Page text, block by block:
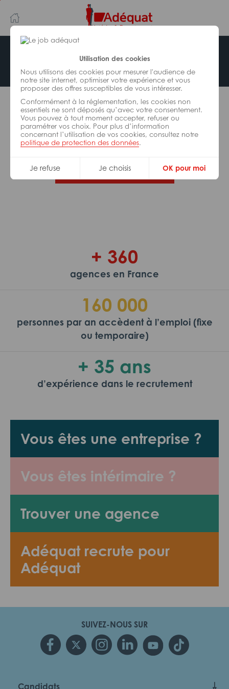
Utilisation des cookies
Nous utilisons des cookies pour mesurer l'audience de
notre site internet, optimiser votre expérience et vous
proposer des offres susceptibles de vous intéresser.
Conformément à la réglementation, les cookies non
essentiels ne sont déposés qu’avec votre consentement.
Vous pouvez à tout moment accepter, refuser ou
paramétrer vos choix. Pour plus d’information
concernant l’utilisation de vos cookies, consultez notre
politique de protection des données.
Je refuse Je choisis OK pour moi
au
contenu
principal
navigation
Offre indisponible
L’offre d’emploi que vous tentez de consulter n’est
plus disponible.
De nombreuses autres missions peuvent vous
correspondre, consultez toutes nos offres.
Trouvez votre job Adéquat !
Vous êtes une entreprise ?
Vous êtes intérimaire ?
Trouver une agence
Adéquat recrute pour
Adéquat
+ 360
agences en France
160 000
personnes par an accèdent à l’emploi (fixe
ou temporaire)
+ 35 ans
d’expérience dans le recrutement
SUIVEZ-NOUS SUR
Candidats